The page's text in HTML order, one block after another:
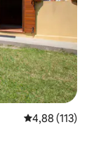
Évaluation
4,88 (113)